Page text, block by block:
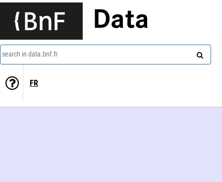
Data
search in data.bnf.fr
FR